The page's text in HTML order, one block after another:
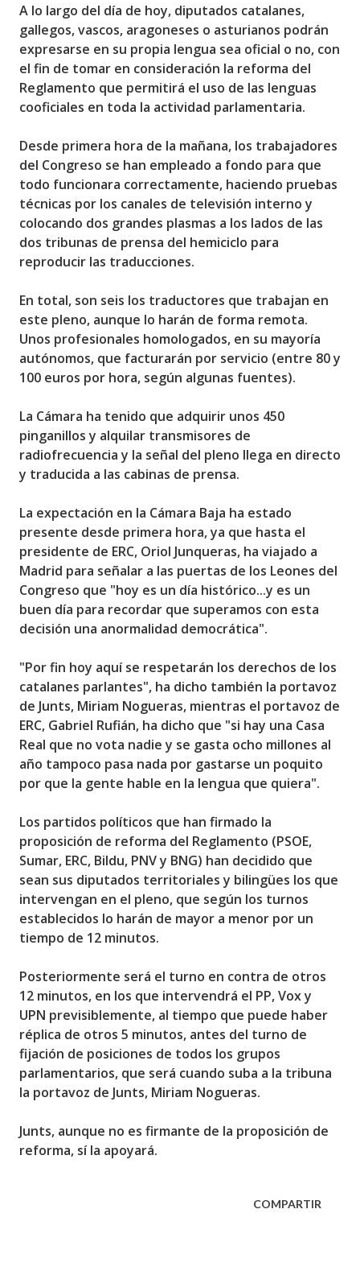
A lo largo del día de hoy, diputados catalanes,
gallegos, vascos, aragoneses o asturianos podrán
expresarse en su propia lengua sea oficial o no, con
el fin de tomar en consideración la reforma del
Reglamento que permitirá el uso de las lenguas
cooficiales en toda la actividad parlamentaria.
Desde primera hora de la mañana, los trabajadores
del Congreso se han empleado a fondo para que
todo funcionara correctamente, haciendo pruebas
técnicas por los canales de televisión interno y
colocando dos grandes plasmas a los lados de las
dos tribunas de prensa del hemiciclo para
reproducir las traducciones.
En total, son seis los traductores que trabajan en
este pleno, aunque lo harán de forma remota.
Unos profesionales homologados, en su mayoría
autónomos, que facturarán por servicio (entre 80 y
100 euros por hora, según algunas fuentes).
La Cámara ha tenido que adquirir unos 450
pinganillos y alquilar transmisores de
radiofrecuencia y la señal del pleno llega en directo
y traducida a las cabinas de prensa.
La expectación en la Cámara Baja ha estado
presente desde primera hora, ya que hasta el
presidente de ERC, Oriol Junqueras, ha viajado a
Madrid para señalar a las puertas de los Leones del
Congreso que "hoy es un día histórico...y es un
buen día para recordar que superamos con esta
decisión una anormalidad democrática".
"Por fin hoy aquí se respetarán los derechos de los
catalanes parlantes", ha dicho también la portavoz
de Junts, Miriam Nogueras, mientras el portavoz de
ERC, Gabriel Rufián, ha dicho que "si hay una Casa
Real que no vota nadie y se gasta ocho millones al
año tampoco pasa nada por gastarse un poquito
por que la gente hable en la lengua que quiera".
Los partidos políticos que han firmado la
proposición de reforma del Reglamento (PSOE,
Sumar, ERC, Bildu, PNV y BNG) han decidido que
sean sus diputados territoriales y bilingües los que
intervengan en el pleno, que según los turnos
establecidos lo harán de mayor a menor por un
tiempo de 12 minutos.
Posteriormente será el turno en contra de otros
12 minutos, en los que intervendrá el PP, Vox y
UPN previsiblemente, al tiempo que puede haber
réplica de otros 5 minutos, antes del turno de
fijación de posiciones de todos los grupos
parlamentarios, que será cuando suba a la tribuna
la portavoz de Junts, Miriam Nogueras.
Junts, aunque no es firmante de la proposición de
reforma, sí la apoyará.
COMPARTIR